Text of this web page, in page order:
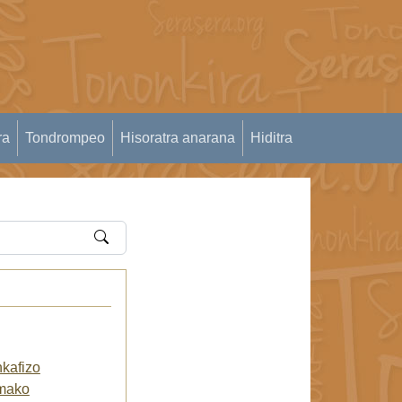
Tondrompeo Hisoratra anarana Hiditra